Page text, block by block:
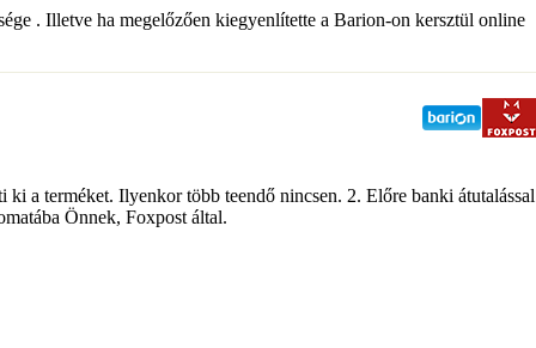
. Illetve ha megelőzően kiegyenlítette a Barion-on kersztül online
a terméket. Ilyenkor több teendő nincsen. 2. Előre banki átutalással
Önnek, Foxpost által.